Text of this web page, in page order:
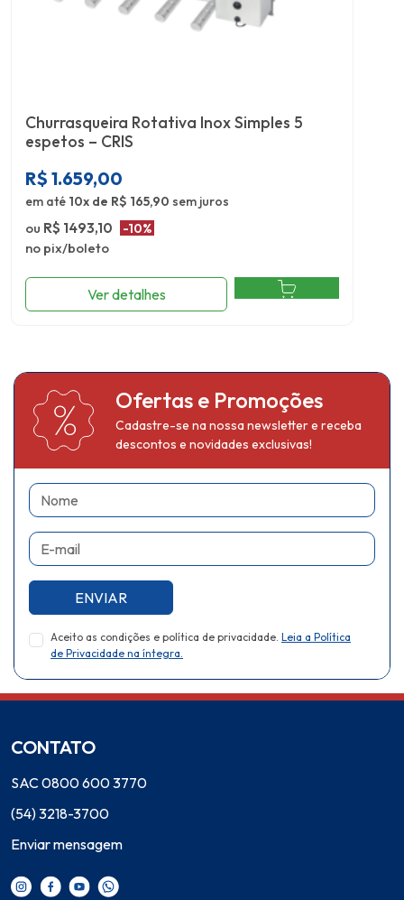
Churrasqueira Rotativa Inox Simples 5
espetos – CRIS
R$ 1.659,00
em até 10x de R$ 165,90 sem juros
ou R$ 1493,10 -10%
no pix/boleto
Ver detalhes
Ofertas e Promoções
Cadastre-se na nossa newsletter e receba
descontos e novidades exclusivas!
Nome
E-mail
ENVIAR
Aceito as condições e política de privacidade. Leia a Política
de Privacidade na íntegra.
CONTATO
SAC 0800 600 3770
(54) 3218-3700
Enviar mensagem